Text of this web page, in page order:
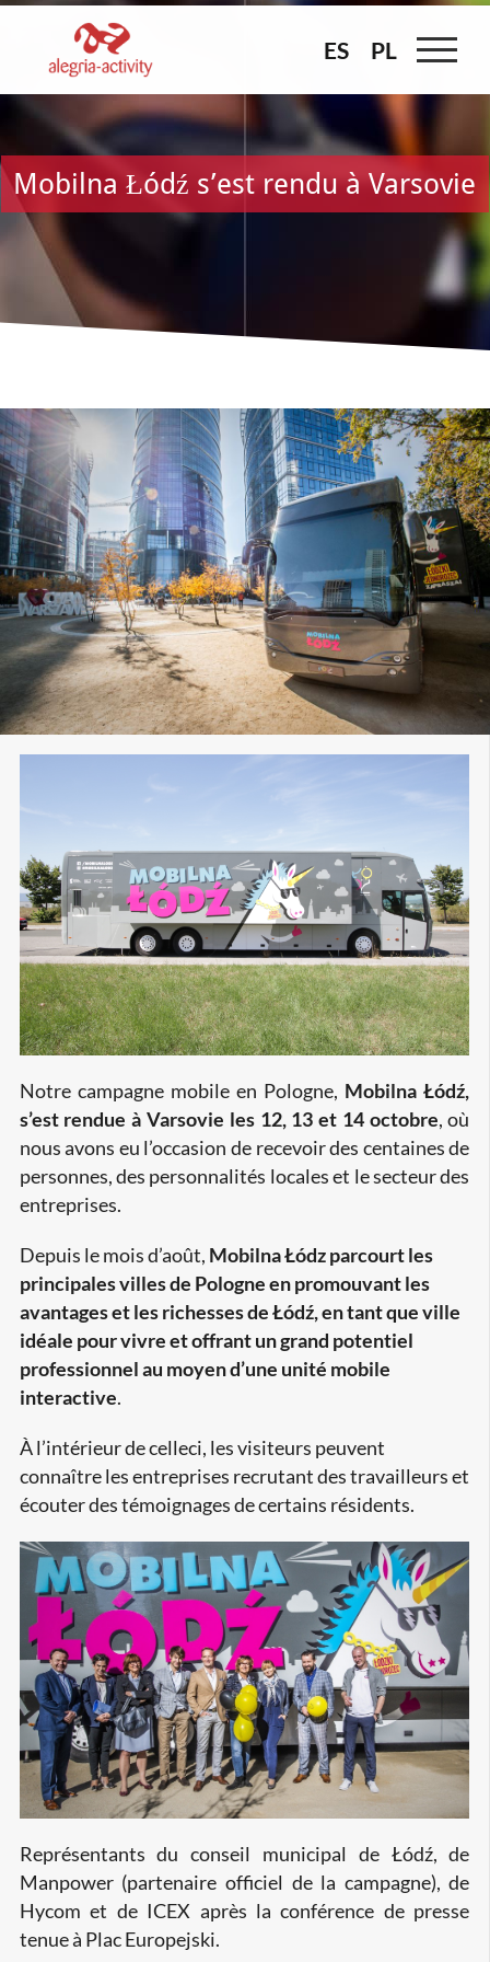
Skip
content
ES PL
ES PL
Mobilna Łódź s’est rendu à Varsovie
Voir
l'image
agrandie
Notre campagne mobile en Pologne, Mobilna Łódź,
s’est rendue à Varsovie les 12, 13 et 14 octobre, où
nous avons eu l’occasion de recevoir des centaines de
personnes, des personnalités locales et le secteur des
entreprises.
Depuis le mois d’août, Mobilna Łódz parcourt les
principales villes de Pologne en promouvant les
avantages et les richesses de Łódź, en tant que ville
idéale pour vivre et offrant un grand potentiel
professionnel au moyen d’une unité mobile
interactive.
À l’intérieur de celleci, les visiteurs peuvent
connaître les entreprises recrutant des travailleurs et
écouter des témoignages de certains résidents.
Représentants du conseil municipal de Łódź, de
Manpower (partenaire officiel de la campagne), de
Hycom et de ICEX après la conférence de presse
tenue à Plac Europejski.